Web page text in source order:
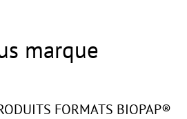
marque
FORMATS BIOPAP®